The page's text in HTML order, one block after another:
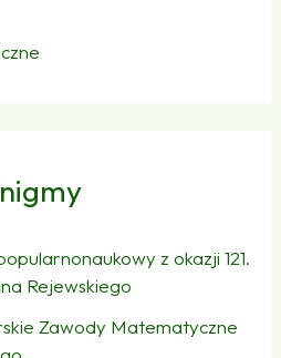
z okazji 121.
Rejewskiego
Zawody Matematyczne